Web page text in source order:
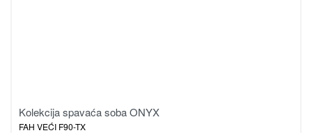
Kolekcija spavaća soba ONYX
FAH VEĆI F90-TX